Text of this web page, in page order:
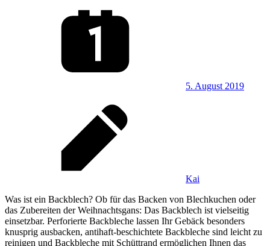
5. August 2019
Kai
Was ist ein Backblech? Ob für das Backen von Blechkuchen oder
das Zubereiten der Weihnachtsgans: Das Backblech ist vielseitig
einsetzbar. Perforierte Backbleche lassen Ihr Gebäck besonders
knusprig ausbacken, antihaft-beschichtete Backbleche sind leicht zu
reinigen und Backbleche mit Schüttrand ermöglichen Ihnen das